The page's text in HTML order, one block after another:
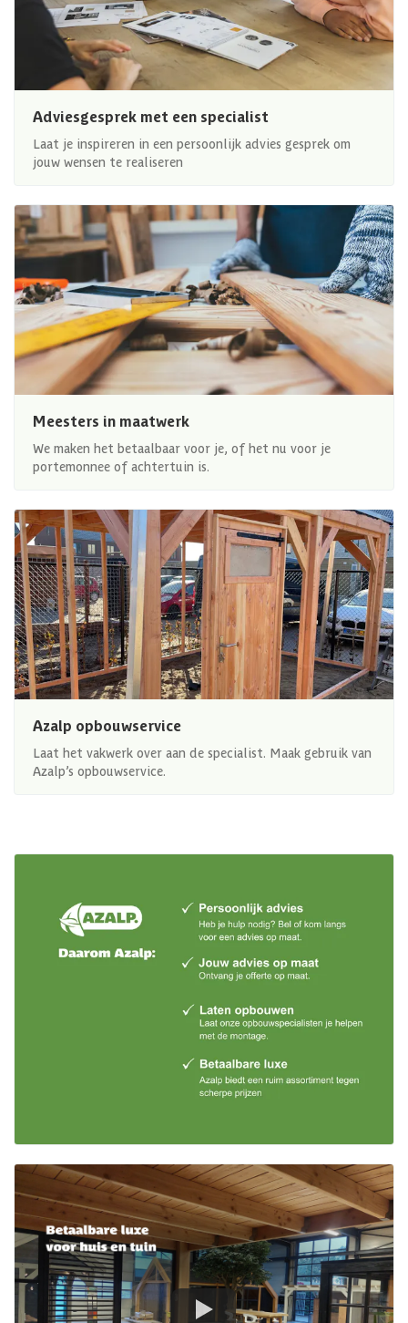
Adviesgesprek met een specialist
Laat je inspireren in een persoonlijk advies gesprek om
jouw wensen te realiseren
Meesters in maatwerk
We maken het betaalbaar voor je, of het nu voor je
portemonnee of achtertuin is.
Azalp opbouwservice
Laat het vakwerk over aan de specialist. Maak gebruik van
Azalp’s opbouwservice.